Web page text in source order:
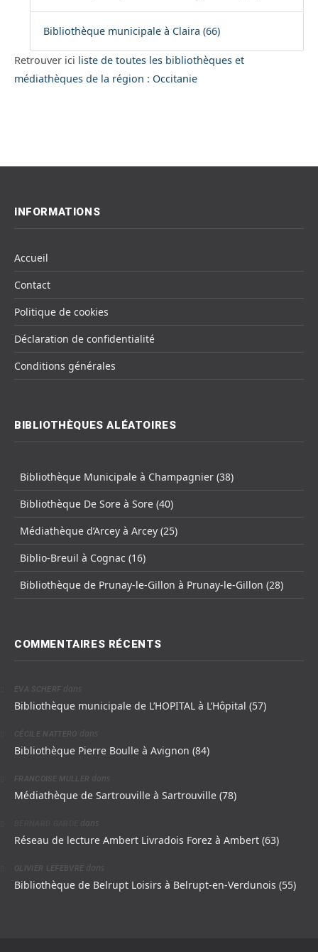
Bibliothèque municipale à Claira (66)
Retrouver ici liste de toutes les bibliothèques et
médiathèques de la région : Occitanie
INFORMATIONS
Accueil
Contact
Politique de cookies
Déclaration de confidentialité
Conditions générales
BIBLIOTHÈQUES ALÉATOIRES
Bibliothèque Municipale à Champagnier (38)
Bibliothèque De Sore à Sore (40)
Médiathèque d’Arcey à Arcey (25)
Biblio-Breuil à Cognac (16)
Bibliothèque de Prunay-le-Gillon à Prunay-le-Gillon (28)
COMMENTAIRES RÉCENTS
EVA SCHERF dans
Bibliothèque municipale de L’HOPITAL à L’Hôpital (57)
CÉCILE NATTERO dans
Bibliothèque Pierre Boulle à Avignon (84)
FRANCOISE MULLER dans
Médiathèque de Sartrouville à Sartrouville (78)
dans
Réseau de lecture Ambert Livradois Forez à Ambert (63)
OLIVIER LEFEBVRE dans
Bibliothèque de Belrupt Loisirs à Belrupt-en-Verdunois (55)